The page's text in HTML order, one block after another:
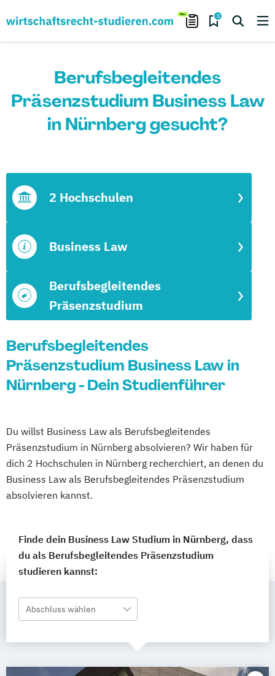
0
Berufsbegleitendes
Präsenzstudium Business Law
in Nürnberg gesucht?
Berufsbegleitendes
Präsenzstudium
Business Law
2 Hochschulen
Berufsbegleitendes
Präsenzstudium Business Law in
Nürnberg - Dein Studienführer
Du willst Business Law als Berufsbegleitendes
Präsenzstudium in Nürnberg absolvieren? Wir haben für
dich 2 Hochschulen in Nürnberg recherchiert, an denen du
Business Law als Berufsbegleitendes Präsenzstudium
absolvieren kannst.
Finde dein Business Law Studium in Nürnberg, dass
du als Berufsbegleitendes Präsenzstudium
studieren kannst:
Abschluss wählen